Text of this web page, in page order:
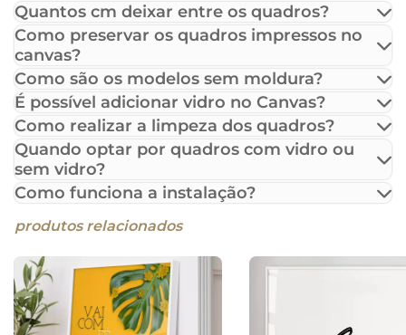
Quantos cm deixar entre os quadros?
Como preservar os quadros impressos no
canvas?
Como são os modelos sem moldura?
É possível adicionar vidro no Canvas?
Como realizar a limpeza dos quadros?
Quando optar por quadros com vidro ou
sem vidro?
Como funciona a instalação?
produtos relacionados